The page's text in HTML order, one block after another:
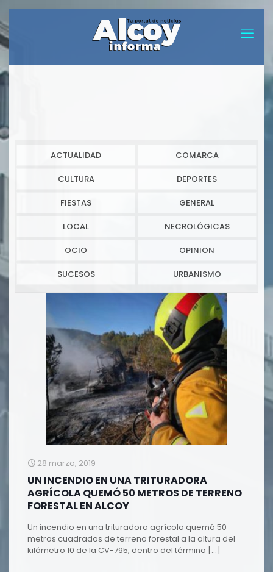
ACTUALIDAD COMARCA
CULTURA DEPORTES
FIESTAS GENERAL
LOCAL NECROLÓGICAS
OCIO OPINION
SUCESOS URBANISMO
28 marzo, 2019
UN INCENDIO EN UNA TRITURADORA
AGRÍCOLA QUEMÓ 50 METROS DE TERRENO
FORESTAL EN ALCOY
Un incendio en una trituradora agrícola quemó 50
metros cuadrados de terreno forestal a la altura del
kilómetro 10 de la CV-795, dentro del término […]